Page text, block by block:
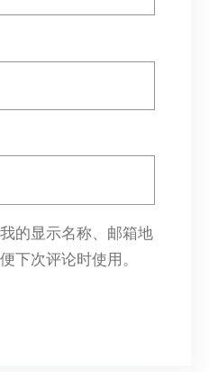
的显示名称、邮箱地
下次评论时使用。